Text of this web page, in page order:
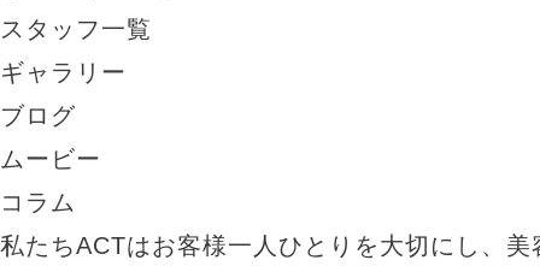
スタッフ一覧
ギャラリー
ブログ
ムービー
コラム
私たちACTはお客様一人ひとりを大切にし、